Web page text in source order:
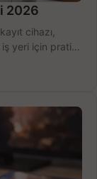
2026
cihazı,
iş yeri için pratik